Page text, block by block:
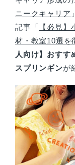
ニークキャリア
記事「 【必見
材・教室10選を
人向け】おすす
スプリンギンが